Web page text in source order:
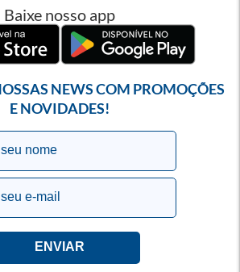
Baixe nosso app
NEWS COM PROMOÇÕES
E NOVIDADES!